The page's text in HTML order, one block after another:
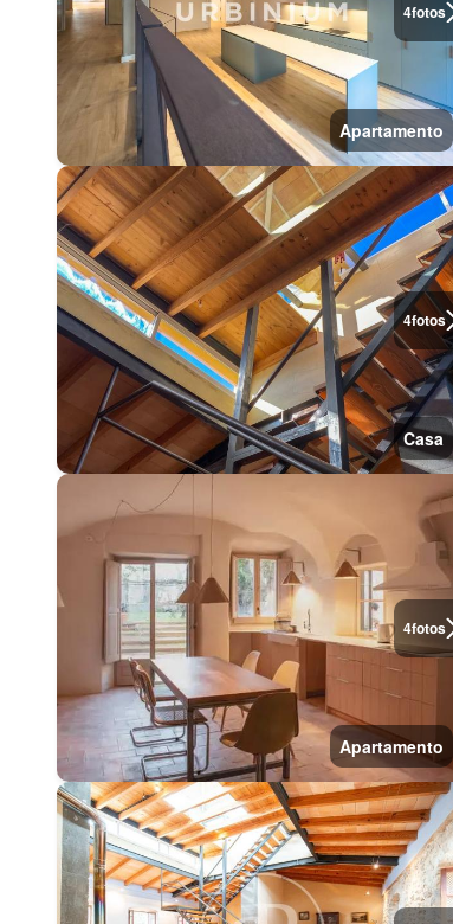
4fotos
Apartamento
4fotos
Casa
4fotos
Apartamento